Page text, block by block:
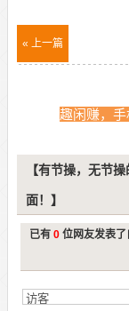
« 上一篇
趣闲赚，手
【有节操，无节
面！】
已有0 位网友发表了